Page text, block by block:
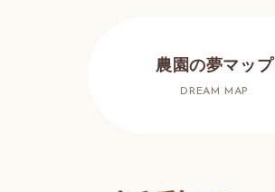
農園の夢マップ
DREAM MAP